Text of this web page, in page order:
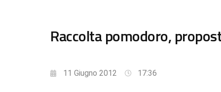
Raccolta pomodoro,
11 Giugno 2012 17:36